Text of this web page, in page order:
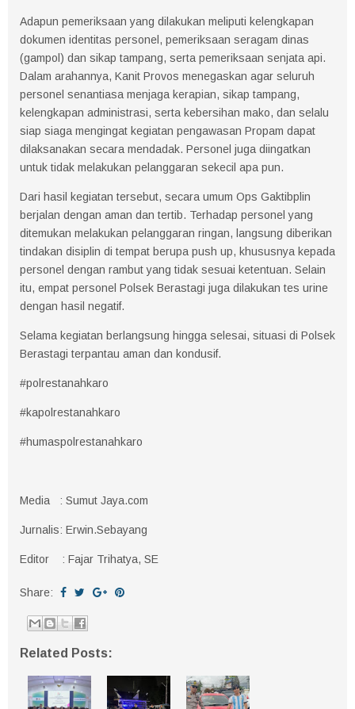
Adapun pemeriksaan yang dilakukan meliputi kelengkapan
dokumen identitas personel, pemeriksaan seragam dinas
(gampol) dan sikap tampang, serta pemeriksaan senjata api.
Dalam arahannya, Kanit Provos menegaskan agar seluruh
personel senantiasa menjaga kerapian, sikap tampang,
kelengkapan administrasi, serta kebersihan mako, dan selalu
siap siaga mengingat kegiatan pengawasan Propam dapat
dilaksanakan secara mendadak. Personel juga diingatkan
untuk tidak melakukan pelanggaran sekecil apa pun.
Dari hasil kegiatan tersebut, secara umum Ops Gaktibplin
berjalan dengan aman dan tertib. Terhadap personel yang
ditemukan melakukan pelanggaran ringan, langsung diberikan
tindakan disiplin di tempat berupa push up, khususnya kepada
personel dengan rambut yang tidak sesuai ketentuan. Selain
itu, empat personel Polsek Berastagi juga dilakukan tes urine
dengan hasil negatif.
Selama kegiatan berlangsung hingga selesai, situasi di Polsek
Berastagi terpantau aman dan kondusif.
#polrestanahkaro
#kapolrestanahkaro
#humaspolrestanahkaro
Media : Sumut Jaya.com
Jurnalis: Erwin.Sebayang
Editor : Fajar Trihatya, SE
Share:
Related Posts: